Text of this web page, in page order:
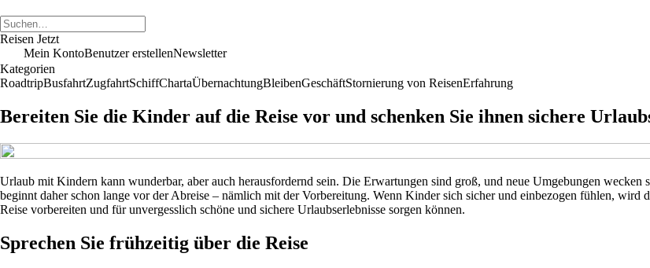
Reisen Jetzt
Mein KontoBenutzer erstellenNewsletter
Kategorien
RoadtripBusfahrtZugfahrtSchiffChartaÜbernachtungBleibenGeschäftStornierung von ReisenErfahrung
Bereiten Sie die Kinder auf die Reise vor und schenken Sie ihnen sichere
Urlaub mit Kindern kann wunderbar, aber auch herausfordernd sein. Die Erwartungen sind groß, und neue Umgebungen
beginnt daher schon lange vor der Abreise – nämlich mit der Vorbereitung. Wenn Kinder sich sicher und einbezogen fühlen,
Reise vorbereiten und für unvergesslich schöne und sichere Urlaubserlebnisse sorgen können.
Sprechen Sie frühzeitig über die Reise